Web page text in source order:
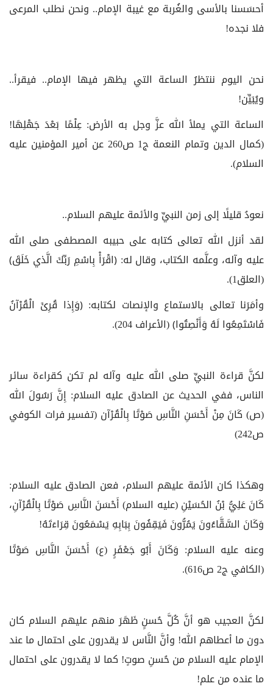
أحسَسنا بالأسى والغُربة مع غيبة الإمام.. ونحن نطلب المرعى
فلا نجده!
نحن اليوم ننتظرُ الساعة التي يظهر فيها الإمام.. فيقرأ..
ويُبَيِّن!
الساعة التي يملأ الله عزَّ وجل به الأرض: عِلْمًا بَعْدَ جَهْلِهَا!
(كمال الدين وتمام النعمة ج‏1 ص260 عن أمير المؤمنين عليه
السلام).
نعودُ قليلًا إلى زمن النبيِّ والأئمة عليهم السلام..
لقد أنزل الله تعالى كتابه على حبيبه المصطفى صلى الله
عليه وآله، وعلَّمه الكتاب، وقال له: ﴿اقْرَأْ بِاسْمِ رَبِّكَ الَّذي خَلَقَ﴾
(العلق1).
وأمَرَنا تعالى بالاستماع والإنصات لكتابه: ﴿وَإِذا قُرِئَ الْقُرْآنُ
فَاسْتَمِعُوا لَهُ وَأَنْصِتُوا﴾ (الأعراف 204).
لكنَّ قراءة النبيِّ صلى الله عليه وآله لم تكن كقراءة سائر
الناس، ففي الحديث عن الصادق عليه السلام: إِنَّ رَسُولَ الله
(ص) كَانَ مِنْ أَحْسَنِ النَّاسِ صَوْتًا بِالْقُرْآن‏ (تفسير فرات الكوفي
ص242)
وهكذا كان الأئمة عليهم السلام، فعن الصادق عليه السلام:
كَانَ عَلِيُّ بْنُ الحُسَيْنِ (عليه السلام) أَحْسَنَ النَّاسِ صَوْتًا بِالْقُرْآنِ،
وَكَانَ السَّقَّاءُونَ يَمُرُّونَ فَيَقِفُونَ بِبَابِهِ يَسْمَعُونَ قِرَاءَتَهُ!
وعنه عليه السلام: وَكَانَ أَبُو جَعْفَرٍ (ع) أَحْسَنَ النَّاسِ صَوْتًا
(الكافي ج‏2 ص616).
لكنَّ العجيب هو أنَّ كُلَّ حُسنٍ ظَهَرَ منهم عليهم السلام كان
دون ما أعطاهم الله! وأنَّ النَّاس لا يقدرون على احتمال ما عند
الإمام عليه السلام من حُسنِ صوتٍ! كما لا يقدرون على احتمال
ما عنده من علم!